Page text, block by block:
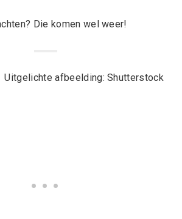
Die komen wel weer!
Uitgelichte afbeelding: Shutterstock